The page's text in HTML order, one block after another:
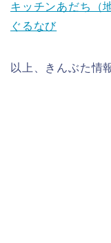
キッチンあだち（
ぐるなび
以上、きんぶた情